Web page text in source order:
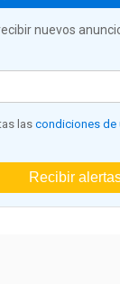
nuevos
las condiciones de
Recibir